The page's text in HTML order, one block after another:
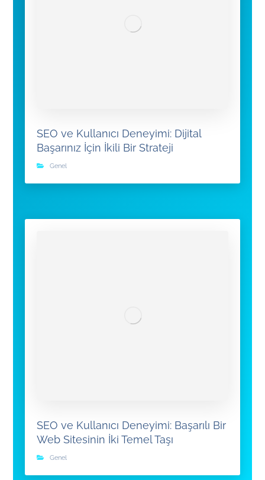
SEO ve Kullanıcı Deneyimi: Dijital
Başarınız İçin İkili Bir Strateji
Genel
SEO ve Kullanıcı Deneyimi: Başarılı Bir
Web Sitesinin İki Temel Taşı
Genel